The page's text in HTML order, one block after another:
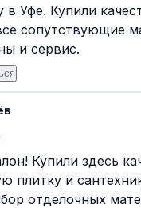
в Уфе. Купили
сопутствующие
и сервис.
Купили здесь
плитку и
отделочных